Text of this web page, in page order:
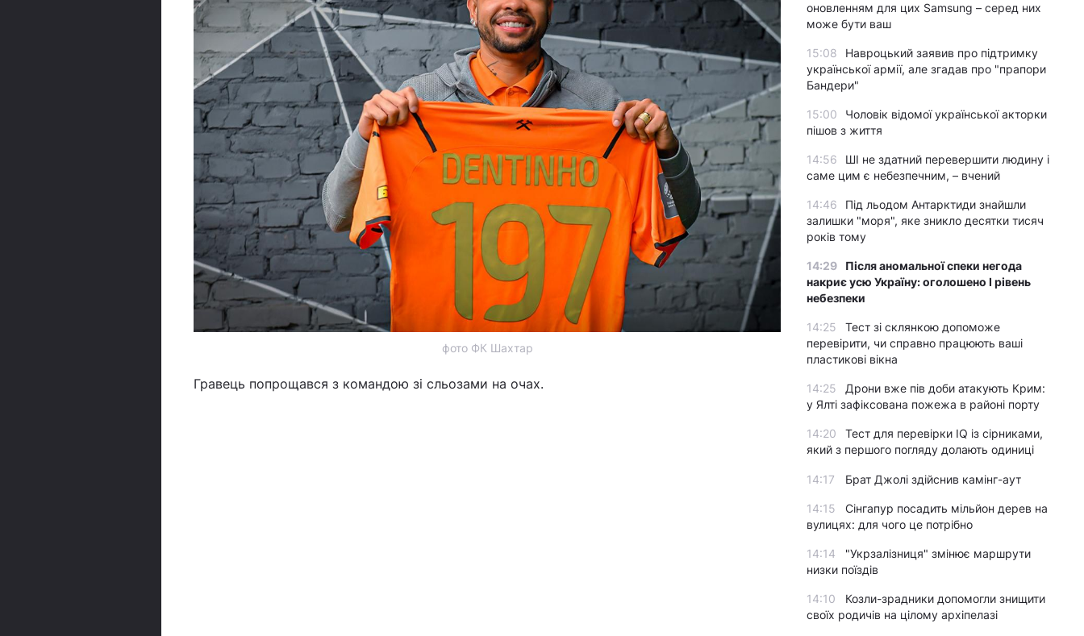
фото ФК Шахтар
Гравець попрощався з командою зі сльозами на очах.
оновленням для цих Samsung – серед них
може бути ваш
15:08
Навроцький заявив про підтримку
української армії, але згадав про "прапори
Бандери"
15:00
Чоловік відомої української акторки
пішов з життя
14:56
ШІ не здатний перевершити людину і
саме цим є небезпечним, – вчений
14:46
Під льодом Антарктиди знайшли
залишки "моря", яке зникло десятки тисяч
років тому
14:29
Після аномальної спеки негода
накриє усю Україну: оголошено І рівень
небезпеки
14:25
Тест зі склянкою допоможе
перевірити, чи справно працюють ваші
пластикові вікна
14:25
Дрони вже пів доби атакують Крим:
у Ялті зафіксована пожежа в районі порту
14:20
Тест для перевірки IQ із сірниками,
який з першого погляду долають одиниці
14:17 Брат Джолі здійснив камінг-аут
14:15
Сінгапур посадить мільйон дерев на
вулицях: для чого це потрібно
14:14
"Укрзалізниця" змінює маршрути
низки поїздів
14:10
Козли-зрадники допомогли знищити
своїх родичів на цілому архіпелазі